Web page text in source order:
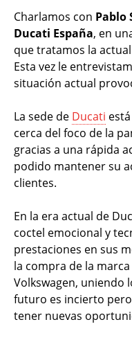
Charlamos con Pablo
Ducati España, en
que tratamos la
Esta vez le
situación actual
La sede de Ducati
cerca del foco de la
gracias a una rápida
podido mantener su
clientes.
En la era actual de
coctel emocional y
prestaciones en sus
la compra de la
Volkswagen, uniendo
futuro es incierto
tener nuevas